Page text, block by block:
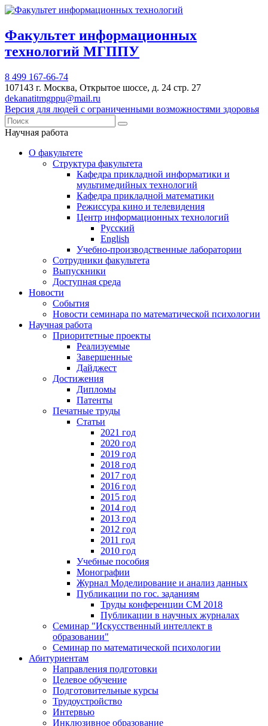
Факультет информационных
технологий МГППУ
8 499 167-66-74
107143 г. Москва, Открытое шоссе, д. 24 стр. 27
dekanatitmgppu@mail.ru
Версия для людей с ограниченными возможностями здоровья
Научная работа
О факультете
Структура факультета
Кафедра прикладной информатики и
мультимедийных технологий
Кафедра прикладной математики
Режиссура кино и телевидения
Центр информационных технологий
Русский
English
Учебно-производственные лаборатории
Сотрудники факультета
Выпускники
Доступная среда
Новости
События
Новости семинара по математической психологии
Научная работа
Приоритетные проекты
Реализуемые
Завершенные
Дайджест
Достижения
Дипломы
Патенты
Печатные труды
Статьи
2021 год
2020 год
2019 год
2018 год
2017 год
2016 год
2015 год
2014 год
2013 год
2012 год
2011 год
2010 год
Учебные пособия
Монографии
Журнал Моделирование и анализ данных
Публикации по гос. заданиям
Труды конференции CM 2018
Публикации в научных журналах
Семинар "Искусственный интеллект в
образовании"
Семинар по математической психологии
Абитуриентам
Направления подготовки
Целевое обучение
Подготовительные курсы
Трудоустройство
Интервью
Инклюзивное образование